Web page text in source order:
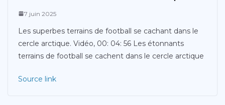
7 juin 2025
Les superbes terrains de football se cachant dans le
cercle arctique. Vidéo, 00: 04: 56 Les étonnants
terrains de football se cachent dans le cercle arctique
Source link